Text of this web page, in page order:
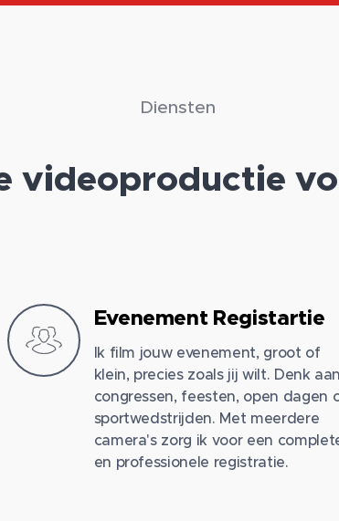
Diensten
videoproductie
Evenement Registartie
Ik film jouw evenement, groot of
klein, precies zoals jij wilt. Denk aan
congressen, feesten, open dagen
sportwedstrijden. Met meerdere
camera's zorg ik voor een
en professionele registratie.